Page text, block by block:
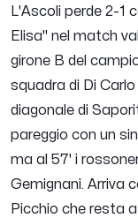
L'Ascoli perde 2-1
Elisa" nel match
girone B del
squadra di Di
diagonale di
pareggio con un
ma al 57' i
Gemignani. Arriva
Picchio che resta